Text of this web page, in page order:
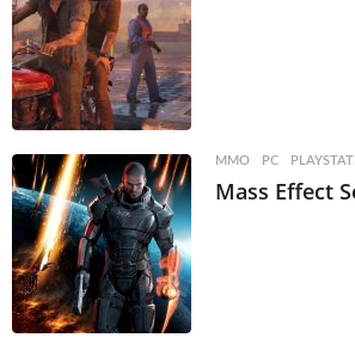
MMO ,PC ,
Mass Effect